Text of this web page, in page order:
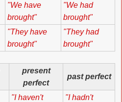
"We have
brought"
"We had
brought"
"They have
brought"
"They had
brought"
present
perfect
past perfect
"I haven't
"I hadn't